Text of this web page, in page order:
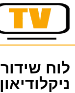
לוח
ניקלודיאון 26-06-2026